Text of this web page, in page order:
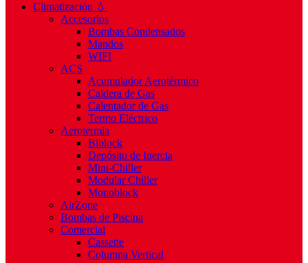
Climatización 💧
Accesorios
Bombas Condensados
Mandos
WIFI
ACS
Acumulador Aerotérmico
Caldera de Gas
Calentador de Gas
Termo Eléctrico
Aerotermia
Biblock
Depósito de Inercia
Mini-Chiller
Modular Chiller
Monoblock
AirZone
Bombas de Piscina
Comercial
Cassette
Columna Vertical